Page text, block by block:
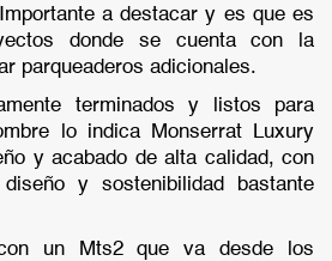
a destacar y es que es
donde se cuenta con la
parqueaderos adicionales.
terminados y listos para
lo indica Monserrat Luxury
y acabado de alta calidad, con
y sostenibilidad bastante
un Mts2 que va desde los